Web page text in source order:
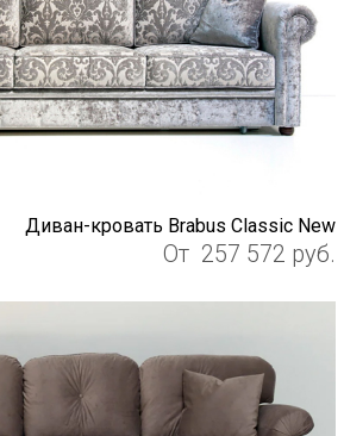
Диван-кровать Brabus Classic New
От 257 572 руб.